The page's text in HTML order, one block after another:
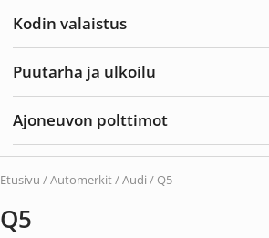
Kodin valaistus
Puutarha ja ulkoilu
Ajoneuvon polttimot
Etusivu / Automerkit /Audi / Q5
Q5